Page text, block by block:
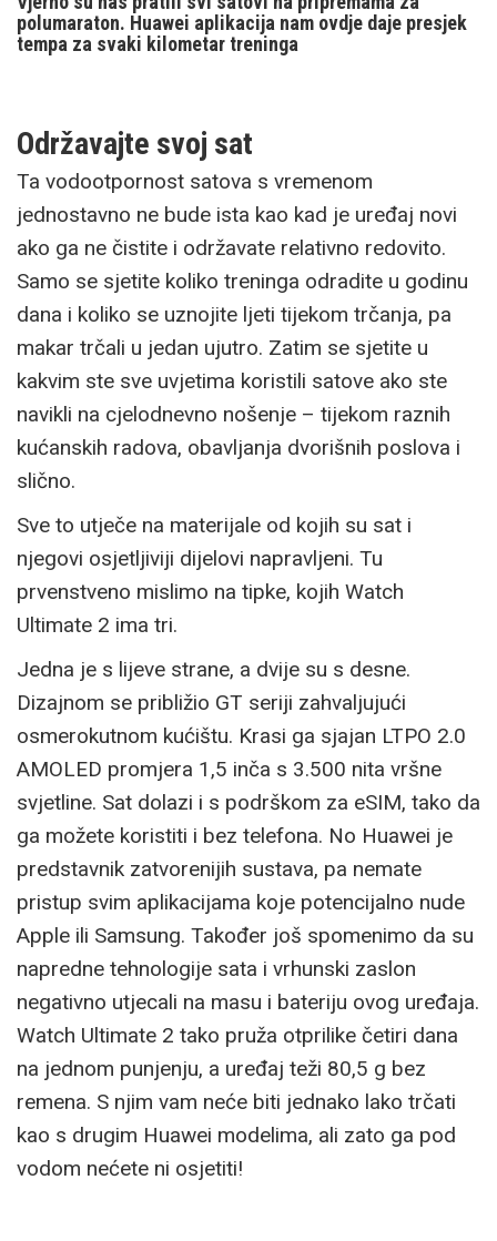
polumaraton. Huawei aplikacija nam ovdje daje presjek
tempa za svaki kilometar treninga
Održavajte svoj sat
Ta vodootpornost satova s vremenom
jednostavno ne bude ista kao kad je uređaj novi
ako ga ne čistite i održavate relativno redovito.
Samo se sjetite koliko treninga odradite u godinu
dana i koliko se uznojite ljeti tijekom trčanja, pa
makar trčali u jedan ujutro. Zatim se sjetite u
kakvim ste sve uvjetima koristili satove ako ste
navikli na cjelodnevno nošenje – tijekom raznih
kućanskih radova, obavljanja dvorišnih poslova i
slično.
Sve to utječe na materijale od kojih su sat i
njegovi osjetljiviji dijelovi napravljeni. Tu
prvenstveno mislimo na tipke, kojih Watch
Ultimate 2 ima tri.
Jedna je s lijeve strane, a dvije su s desne.
Dizajnom se približio GT seriji zahvaljujući
osmerokutnom kućištu. Krasi ga sjajan LTPO 2.0
AMOLED promjera 1,5 inča s 3.500 nita vršne
svjetline. Sat dolazi i s podrškom za eSIM, tako da
ga možete koristiti i bez telefona. No Huawei je
predstavnik zatvorenijih sustava, pa nemate
pristup svim aplikacijama koje potencijalno nude
Apple ili Samsung. Također još spomenimo da su
napredne tehnologije sata i vrhunski zaslon
negativno utjecali na masu i bateriju ovog uređaja.
Watch Ultimate 2 tako pruža otprilike četiri dana
na jednom punjenju, a uređaj teži 80,5 g bez
remena. S njim vam neće biti jednako lako trčati
kao s drugim Huawei modelima, ali zato ga pod
vodom nećete ni osjetiti!